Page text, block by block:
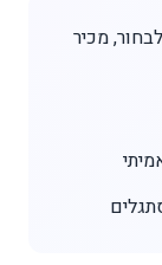
לבחור, מכיר